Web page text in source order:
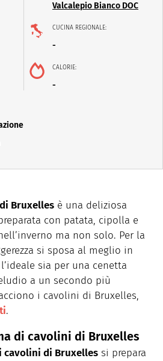
Valcalepio Bianco DOC
CUCINA REGIONALE:
-
CALORIE:
-
Bruxelles è una deliziosa
con patata, cipolla e
ma non solo. Per la
si sposa al meglio in
sia per una cenetta
a un secondo più
i cavolini di Bruxelles,
.
di cavolini di Bruxelles
cavolini di Bruxelles si prepara